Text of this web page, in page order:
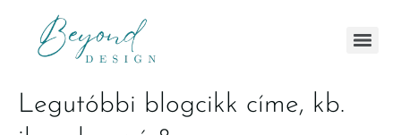
Legutóbbi blogcikk címe, kb.